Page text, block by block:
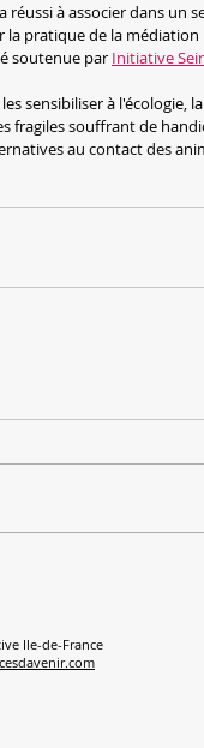
réussi à associer dans un
la pratique de la médiation
soutenue par Initiative
sensibiliser à
fragiles souffrant de
au contact des
Ile-de-France